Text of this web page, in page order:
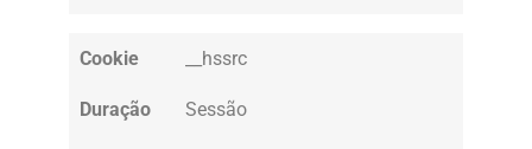
Cookie __hssrc
Duração Sessão